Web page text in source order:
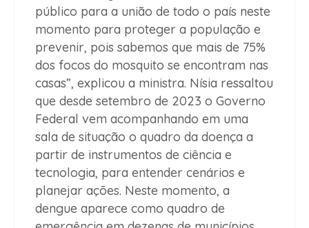
público para a união de todo o país neste
momento para proteger a população e
prevenir, pois sabemos que mais de 75%
dos focos do mosquito se encontram nas
casas”, explicou a ministra. Nísia ressaltou
que desde setembro de 2023 o Governo
Federal vem acompanhando em uma
sala de situação o quadro da doença a
partir de instrumentos de ciência e
tecnologia, para entender cenários e
planejar ações. Neste momento, a
dengue aparece como quadro de